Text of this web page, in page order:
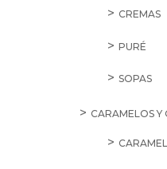
CREMAS
PURÉ
SOPAS
CARAMELOS Y